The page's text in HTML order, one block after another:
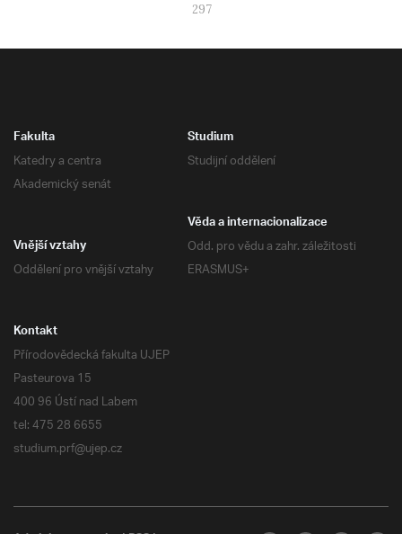
297
Fakulta
Katedry a centra
Akademický senát
Studium
Studijní oddělení
Věda a internacionalizace
Odd. pro vědu a zahr. záležitosti
ERASMUS+
Vnější vztahy
Oddělení pro vnější vztahy
Kontakt
Přírodovědecká fakulta UJEP
Pasteurova 15
400 96 Ústí nad Labem
tel: 475 28 6655
studium.prf@ujep.cz